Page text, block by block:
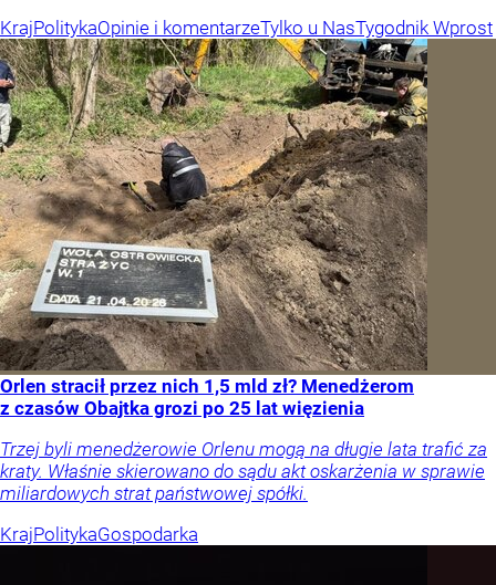
KrajPolitykaOpinie i komentarzeTylko u NasTygodnik Wprost
Orlen stracił przez nich 1,5 mld zł? Menedżerom
z czasów Obajtka grozi po 25 lat więzienia
Trzej byli menedżerowie Orlenu mogą na długie lata trafić za
kraty. Właśnie skierowano do sądu akt oskarżenia w sprawie
miliardowych strat państwowej spółki.
KrajPolitykaGospodarka